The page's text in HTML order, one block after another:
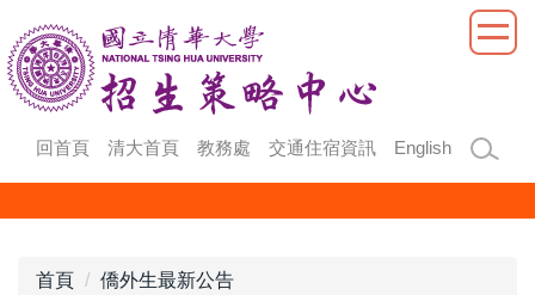
到
主
要
回首頁 清大首頁 教務處 交通住宿資訊 English
首頁 僑外生最新公告